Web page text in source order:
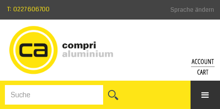
Sprache ändern
T: 0227 606700
Zum